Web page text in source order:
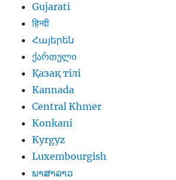
Gujarati
हिन्दी
Հայերեն
ქართული
Қазақ тілі
Kannada
Central Khmer
Konkani
Kyrgyz
Luxembourgish
ພາສາລາວ